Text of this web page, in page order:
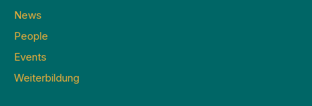
News
People
Events
Weiterbildung